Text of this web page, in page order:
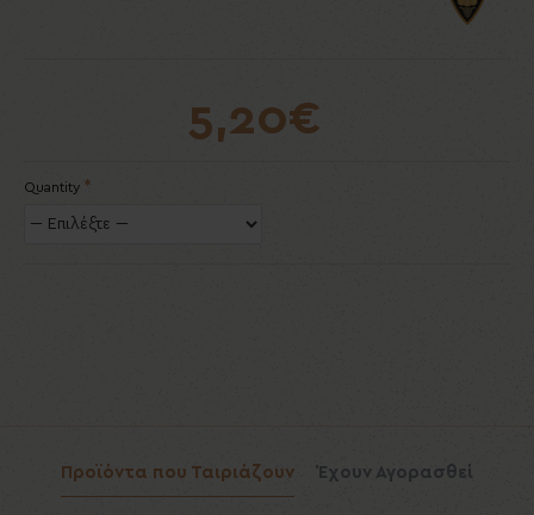
5,20€
Quantity
Προϊόντα που Ταιριάζουν Έχουν Αγορασθεί